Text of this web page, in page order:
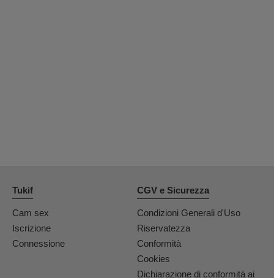
Tukif
Cam sex
Iscrizione
Connessione
CGV e Sicurezza
Condizioni Generali d'Uso
Riservatezza
Conformità
Cookies
Dichiarazione di conformità ai